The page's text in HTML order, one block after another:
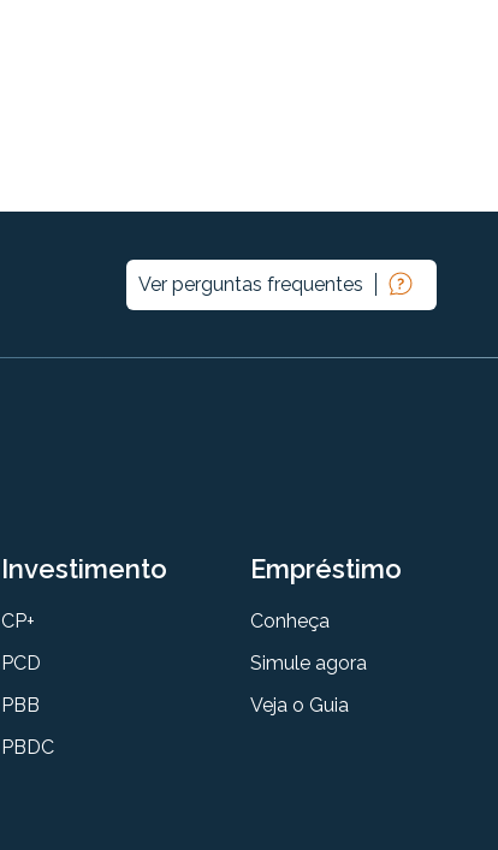
Ver perguntas frequentes
Investimento
CP+
PCD
PBB
PBDC
Empréstimo
Conheça
Simule agora
Veja o Guia